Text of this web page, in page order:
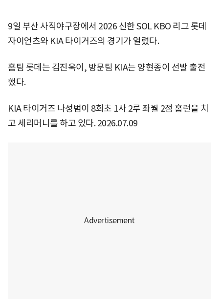
9일 부산 사직야구장에서 2026 신한 SOL KBO 리그 롯데
자이언츠와 KIA 타이거즈의 경기가 열렸다.
홈팀 롯데는 김진욱이, 방문팀 KIA는 양현종이 선발 출전
했다.
KIA 타이거즈 나성범이 8회초 1사 2루 좌월 2점 홈런을 치
고 세리머니를 하고 있다. 2026.07.09